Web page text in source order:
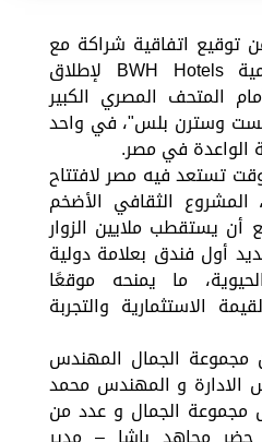
توقيع اتفاقية شراكة مع
سلسلة الفنادق العالمية BWH Hotels لإطلاق
المتحف المصري الكبير
وسترن بلس"، في واحد
الواعدة في مصر.
تستعد فيه مصر لافتتاح
المشروع الثقافي الأضخم
أن يستقطب ملايين الزوار
أول فندق بعلامة دولية
ما يمنحه موقعًا
الاستثمارية والتجربة
مجموعة الجمال المهندس
و المهندس محمد
مجموعة الجمال و عدد من